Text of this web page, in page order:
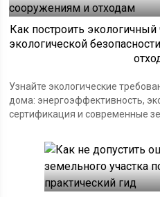
Как построить
экологической
Узнайте экологические
дома: энергоэффективность,
сертификация и современные